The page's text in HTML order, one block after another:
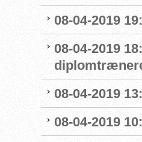
08-04-2019
08-04-2019
08-04-2019
08-04-2019